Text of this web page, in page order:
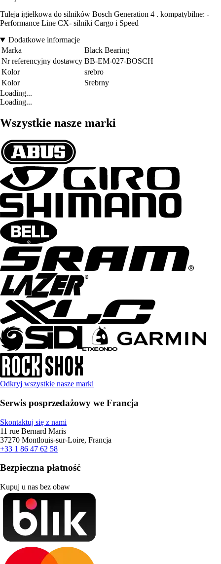
Tuleja igiełkowa do silników Bosch Generation 4 . kompatybilne: -
Performance Line CX- silniki Cargo i Speed
Dodatkowe informacje
Marka
Black Bearing
Nr referencyjny dostawcy BB-EM-027-BOSCH
Kolor
srebro
Kolor
Srebrny
Loading...
Loading...
Wszystkie nasze marki
Odkryj wszystkie nasze marki
Serwis posprzedażowy we Francja
Skontaktuj się z nami
11 rue Bernard Maris
37270 Montlouis-sur-Loire, Francja
+33 1 86 47 62 58
Bezpieczna płatność
Kupuj u nas bez obaw